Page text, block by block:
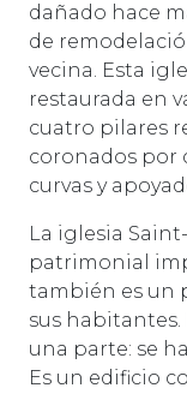
dañado hace
de
vecina. Esta
restaurada en
cuatro pilares
coronados por
curvas y
La iglesia
patrimonial
también es un
sus
una parte: se
Es un edificio